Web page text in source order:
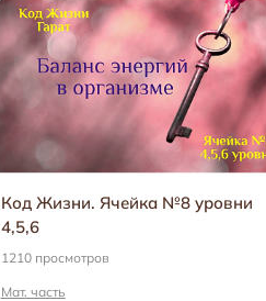
Код Жизни. Ячейка №8 уровни
4,5,6
1210 просмотров
Мат. часть